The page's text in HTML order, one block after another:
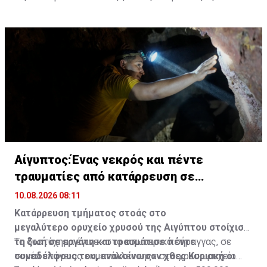
Αίγυπτος:Ένας νεκρός και πέντε
τραυματίες από κατάρρευση σε
χρυσωρυχείο
10.08.2026 08:11
Κατάρρευση τμήματος στοάς στο
μεγαλύτερο ορυχείο χρυσού της Αιγύπτου στοίχισε
τη ζωή σε εργάτη και τραυμάτισε πέντε
συναδέλφους του, ανακοίνωσαν χθες Κυριακή οι
Το δυστύχημα έγινε «στο εσωτερικό σήραγγας, σε
τομέα υπόγειας εκμετάλλευσης» στο χρυσωρυχείο